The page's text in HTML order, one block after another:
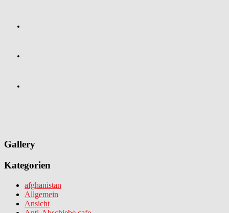
Gallery
Kategorien
afghanistan
Allgemein
Ansicht